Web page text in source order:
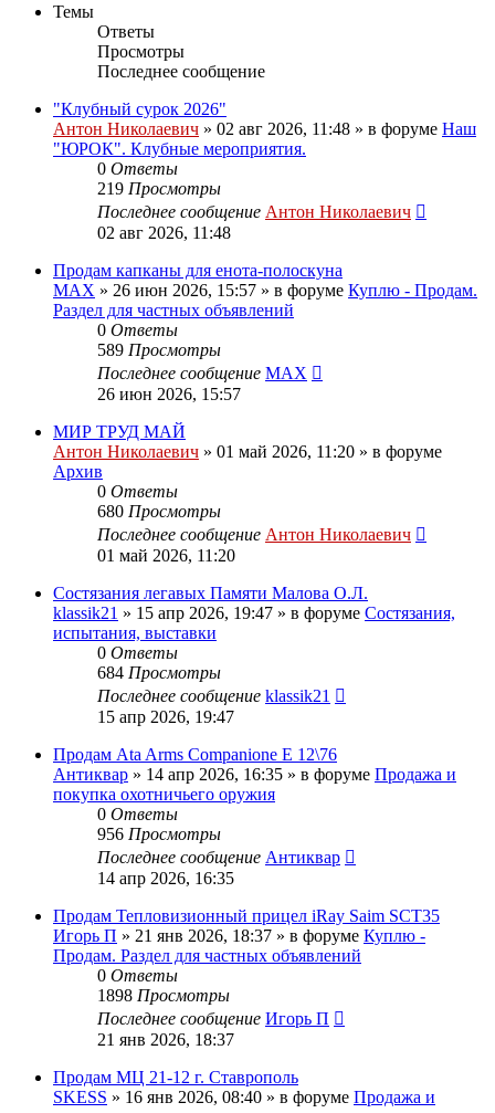
Темы
Ответы
Просмотры
Последнее сообщение
"Клубный сурок 2026"
Антон Николаевич » 02 авг 2026, 11:48 » в форуме Наш
"ЮРОК". Клубные мероприятия.
0 Ответы
219 Просмотры
Последнее сообщение Антон Николаевич
02 авг 2026, 11:48
Продам капканы для енота-полоскуна
MAX » 26 июн 2026, 15:57 » в форуме Куплю - Продам.
Раздел для частных объявлений
0 Ответы
589 Просмотры
Последнее сообщение MAX
26 июн 2026, 15:57
МИР ТРУД МАЙ
Антон Николаевич » 01 май 2026, 11:20 » в форуме
Архив
0 Ответы
680 Просмотры
Последнее сообщение Антон Николаевич
01 май 2026, 11:20
Состязания легавых Памяти Малова О.Л.
klassik21 » 15 апр 2026, 19:47 » в форуме Состязания,
испытания, выставки
0 Ответы
684 Просмотры
Последнее сообщение klassik21
15 апр 2026, 19:47
Продам Ata Arms Companionе Е 12\76
Антиквар » 14 апр 2026, 16:35 » в форуме Продажа и
покупка охотничьего оружия
0 Ответы
956 Просмотры
Последнее сообщение Антиквар
14 апр 2026, 16:35
Продам Тепловизионный прицел iRay Saim SCT35
Игорь П » 21 янв 2026, 18:37 » в форуме Куплю -
Продам. Раздел для частных объявлений
0 Ответы
1898 Просмотры
Последнее сообщение Игорь П
21 янв 2026, 18:37
Продам МЦ 21-12 г. Ставрополь
SKESS » 16 янв 2026, 08:40 » в форуме Продажа и